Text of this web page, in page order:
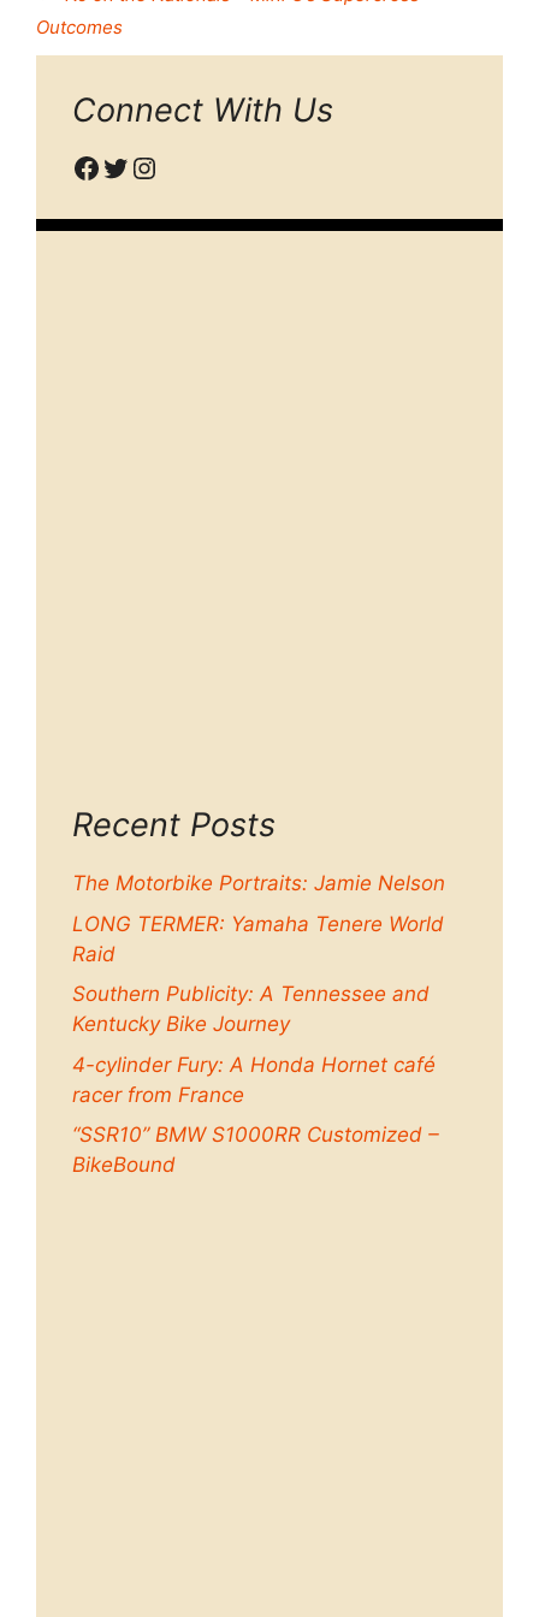
Outcomes
Connect With Us
Facebook
Twitter
Instagram
Recent Posts
The Motorbike Portraits: Jamie Nelson
LONG TERMER: Yamaha Tenere World
Raid
Southern Publicity: A Tennessee and
Kentucky Bike Journey
4-cylinder Fury: A Honda Hornet café
racer from France
“SSR10” BMW S1000RR Customized –
BikeBound